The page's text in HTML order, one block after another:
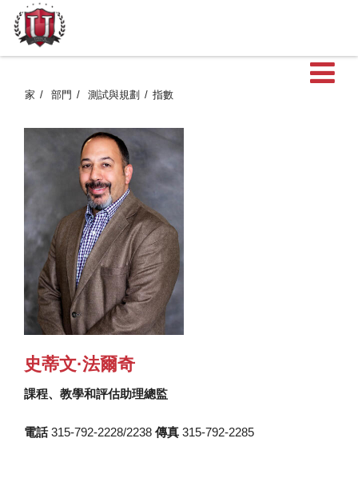
家 部門 測試與規劃 指數
史蒂文·法爾奇
課程、教學和評估助理總監
電話315-792-2228/2238 傳真 315-792-2285